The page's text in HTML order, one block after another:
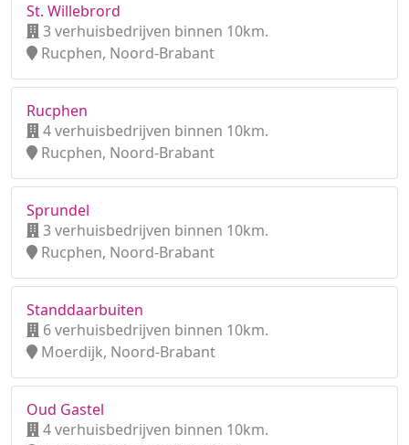
St. Willebrord
3 verhuisbedrijven binnen 10km.
Rucphen, Noord-Brabant
Rucphen
4 verhuisbedrijven binnen 10km.
Rucphen, Noord-Brabant
Sprundel
3 verhuisbedrijven binnen 10km.
Rucphen, Noord-Brabant
Standdaarbuiten
6 verhuisbedrijven binnen 10km.
Moerdijk, Noord-Brabant
Oud Gastel
4 verhuisbedrijven binnen 10km.